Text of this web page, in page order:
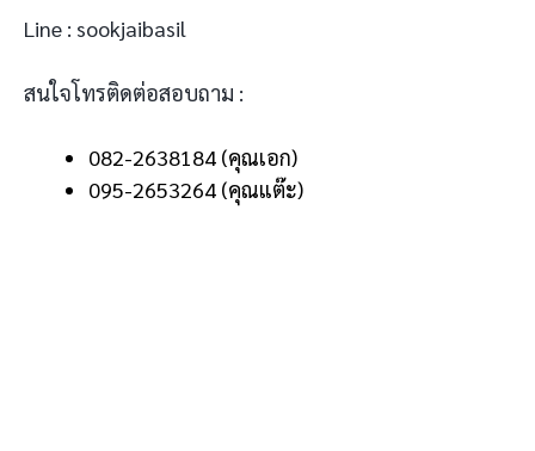
Line : sookjaibasil
สนใจโทรติดต่อสอบถาม :
082-2638184 (คุณเอก)
095-2653264 (คุณแต๊ะ)